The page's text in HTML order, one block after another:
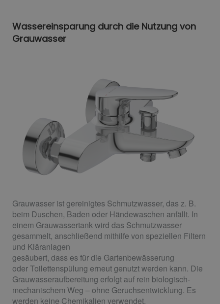
Wassereinsparung durch die Nutzung von
Grauwasser
Grauwasser ist gereinigtes Schmutzwasser, das z. B.
beim Duschen, Baden oder Händewaschen anfällt. In
einem Grauwassertank wird das Schmutzwasser
gesammelt, anschließend mithilfe von speziellen Filtern
und Kläranlagen
gesäubert, dass es für die Gartenbewässerung
oder Toilettenspülung erneut genutzt werden kann. Die
Grauwasseraufbereitung erfolgt auf rein biologisch-
mechanischem Weg – ohne Geruchsentwicklung. Es
werden keine Chemikalien verwendet.